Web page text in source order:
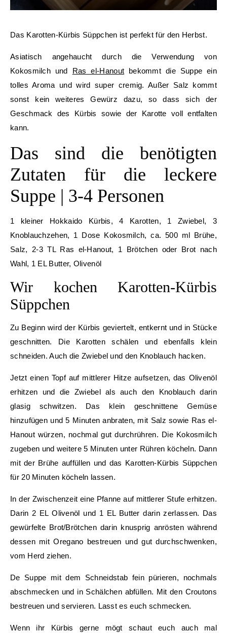
Das Karotten-Kürbis Süppchen ist perfekt für den Herbst.
Asiatisch angehaucht durch die Verwendung von
Kokosmilch und Ras el-Hanout bekommt die Suppe ein
tolles Aroma und wird super cremig. Außer Salz kommt
sonst kein weiteres Gewürz dazu, so dass sich der
Geschmack des Kürbis sowie der Karotte voll entfalten
kann.
Das sind die benötigten
Zutaten für die leckere
Suppe | 3-4 Personen
1 kleiner Hokkaido Kürbis, 4 Karotten, 1 Zwiebel, 3
Knoblauchzehen, 1 Dose Kokosmilch, ca. 500 ml Brühe,
Salz, 2-3 TL Ras el-Hanout, 1 Brötchen oder Brot nach
Wahl, 1 EL Butter, Olivenöl
Wir kochen Karotten-Kürbis
Süppchen
Zu Beginn wird der Kürbis geviertelt, entkernt und in Stücke
geschnitten. Die Karotten schälen und ebenfalls klein
schneiden. Auch die Zwiebel und den Knoblauch hacken.
Jetzt einen Topf auf mittlerer Hitze aufsetzen, das Olivenöl
erhitzen und die Zwiebel als auch den Knoblauch darin
glasig schwitzen. Das klein geschnittene Gemüse
hinzufügen und 5 Minuten anbraten, mit Salz sowie Ras el-
Hanout würzen, nochmal gut durchrühren. Die Kokosmilch
zugeben und weitere 5 Minuten unter Rühren köcheln. Dann
mit der Brühe auffüllen und das Karotten-Kürbis Süppchen
für 20 Minuten köcheln lassen.
In der Zwischenzeit eine Pfanne auf mittlerer Stufe erhitzen.
Darin 2 EL Olivenöl und 1 EL Butter darin zerlassen. Das
gewürfelte Brot/Brötchen darin knusprig anrösten während
dessen mit Oregano bestreuen und gut durchschwenken,
vom Herd ziehen.
De Suppe mit dem Schneidstab fein pürieren, nochmals
abschmecken und in Schälchen abfüllen. Mit den Croutons
bestreuen und servieren. Lasst es euch schmecken.
Wenn ihr Kürbis gerne mögt schaut euch auch mal